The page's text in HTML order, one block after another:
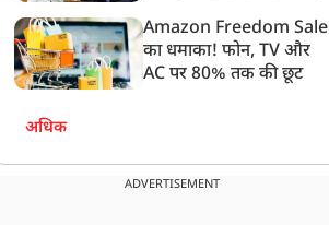
लगाई फटकार
Amazon Freedom Sale
का धमाका! फोन, TV और
AC पर 80% तक की छूट
अधिक
ADVERTISEMENT